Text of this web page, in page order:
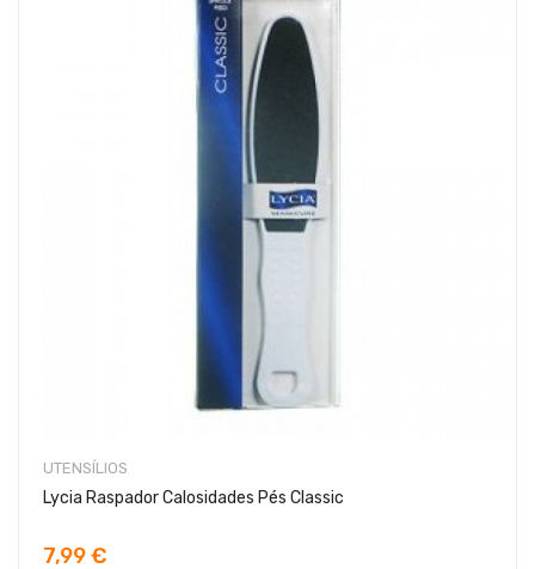
UTENSÍLIOS
Lycia Raspador Calosidades Pés Classic
7,99 €